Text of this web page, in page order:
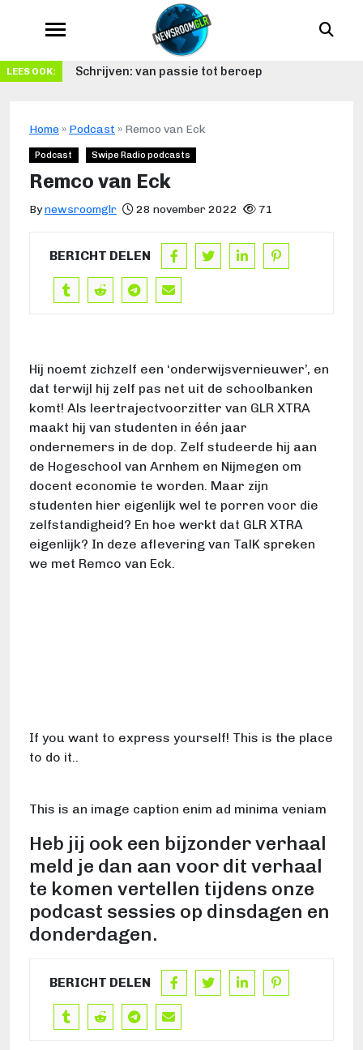
LEES OOK: Schrijven: van passie tot beroep
Home » Podcast » Remco van Eck
Podcast Swipe Radio podcasts
Remco van Eck
Bynewsroomglr 28 november 2022 71
BERICHT DELEN
Hij noemt zichzelf een ‘onderwijsvernieuwer’, en
dat terwijl hij zelf pas net uit de schoolbanken
komt! Als leertrajectvoorzitter van GLR XTRA
maakt hij van studenten in één jaar
ondernemers in de dop. Zelf studeerde hij aan
de Hogeschool van Arnhem en Nijmegen om
docent economie te worden. Maar zijn
studenten hier eigenlijk wel te porren voor die
zelfstandigheid? En hoe werkt dat GLR XTRA
eigenlijk? In deze aflevering van TalK spreken
we met Remco van Eck.
If you want to express yourself! This is the place
to do it..
This is an image caption enim ad minima veniam
Heb jij ook een bijzonder verhaal
meld je dan aan voor dit verhaal
te komen vertellen tijdens onze
podcast sessies op dinsdagen en
donderdagen.
BERICHT DELEN